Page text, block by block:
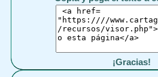
¡Gracias!